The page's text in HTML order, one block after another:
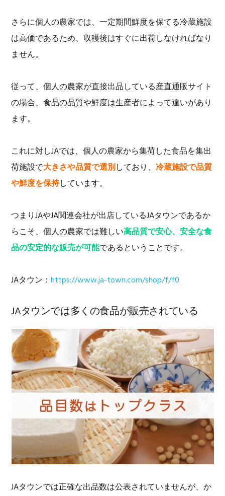
さらに個人の農家では、一定期間鮮度を保てる冷蔵施設
は高価であるため、収穫後はすぐに出荷しなければなり
ません。
従って、個人の農家が直接出品している産直通販サイト
の場合、食品の品質や鮮度は生産者によって違いがあり
ます。
これに対しJAでは、個人の農家から集荷した食品を集出
荷施設で大きさや品質で選別しており、冷蔵施設で品質
や鮮度を保持しています。
つまりJAやJA関連会社が出店しているJAタウンであるか
らこそ、個人の農家では難しい高品質で安心、安全な食
品の安定的な販売が可能であるということです。
JAタウン：https://www.ja-town.com/shop/f/f0
JAタウンでは多くの食品が販売されている
JAタウンでは正確な出品数は公表されていませんが、か